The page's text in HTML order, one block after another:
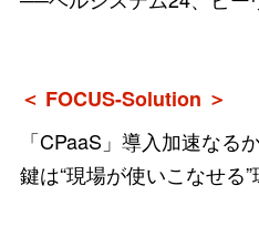
＜ FOCUS-Solution ＞
「CPaaS」導入加速なる
鍵は“現場が使いこなせる